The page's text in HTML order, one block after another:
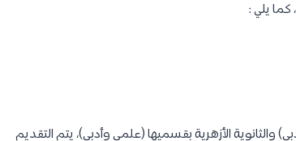
يلي :
والثانوية الأزهرية بقسميها (علمي وأدبي)، يتم التقديم